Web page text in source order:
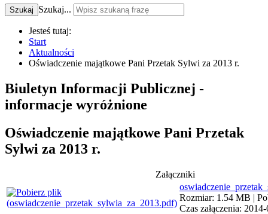
Szukaj Szukaj...
Jesteś tutaj:
Start
Aktualności
Oświadczenie majątkowe Pani Przetak Sylwi za 2013 r.
Biuletyn Informacji Publicznej -
informacje wyróżnione
Oświadczenie majątkowe Pani Przetak
Sylwi za 2013 r.
Załączniki
Rozmiar: 1.54 MB |
Czas załączenia: